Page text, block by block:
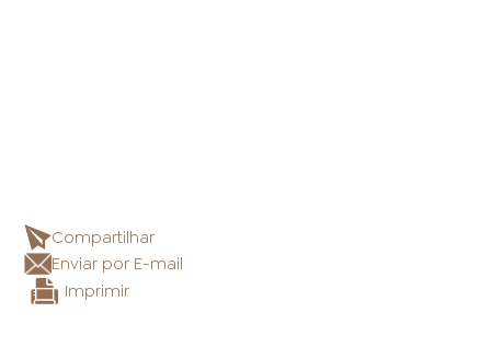
Compartilhar
Enviar por E-mail
Imprimir